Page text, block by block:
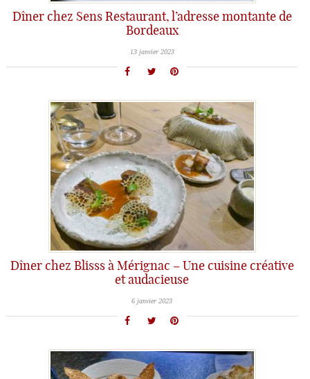
Dîner chez Sens Restaurant, l’adresse montante de
Bordeaux
13 janvier 2023
Dîner chez Blisss à Mérignac – Une cuisine créative
et audacieuse
6 janvier 2023